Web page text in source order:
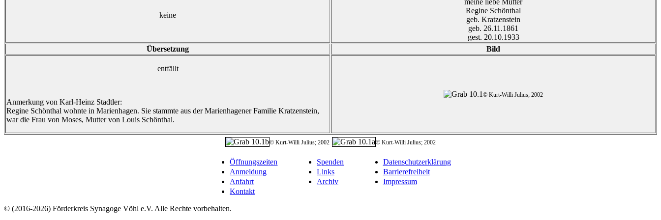
keine
meine liebe Mutter
Regine Schönthal
geb. Kratzenstein
geb. 26.11.1861
gest. 20.10.1933
Übersetzung
Bild
entfällt
Anmerkung von Karl-Heinz Stadtler:
Regine Schönthal wohnte in Marienhagen. Sie stammte aus der Marienhagener Familie Kratzenstein,
war die Frau von Moses, Mutter von Louis Schönthal.
© Kurt-Willi Julius; 2002
© Kurt-Willi Julius; 2002 © Kurt-Willi Julius; 2002
Öffnungszeiten
Anmeldung
Anfahrt
Kontakt
Spenden
Links
Archiv
Datenschutzerklärung
Barrierefreiheit
Impressum
© (2016-2026) Förderkreis Synagoge Vöhl e.V. Alle Rechte vorbehalten.